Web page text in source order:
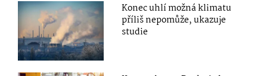
Konec uhlí možná klimatu
příliš nepomůže, ukazuje
studie